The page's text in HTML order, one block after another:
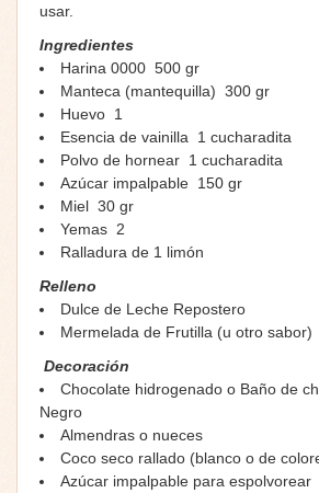
usar.
Ingredientes
Harina 0000 500 gr
Manteca (mantequilla) 300 gr
Huevo 1
Esencia de vainilla 1 cucharadita
Polvo de hornear 1 cucharadita
Azúcar impalpable 150 gr
Miel 30 gr
Yemas 2
Ralladura de 1 limón
Relleno
Dulce de Leche Repostero
Mermelada de Frutilla (u otro sabor)
Decoración
Chocolate hidrogenado o Baño de
Negro
Almendras o nueces
Coco seco rallado (blanco o de
Azúcar impalpable para espolvorear